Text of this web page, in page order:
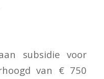
subsidie voor
van € 750